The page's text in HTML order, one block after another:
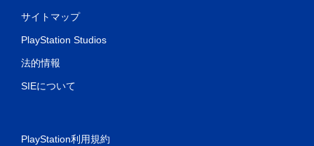
サイトマップ
PlayStation Studios
法的情報
SIEについて
PlayStation利用規約